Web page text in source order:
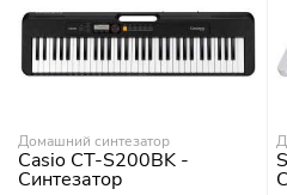
Домашний синтезатор
Casio CT-S200BK -
Синтезатор